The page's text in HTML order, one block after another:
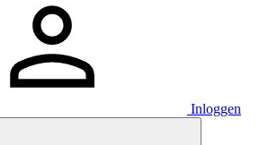
Inloggen